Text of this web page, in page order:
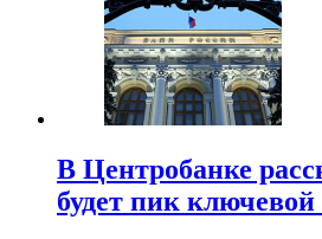
В Центробанке
будет пик ключевой